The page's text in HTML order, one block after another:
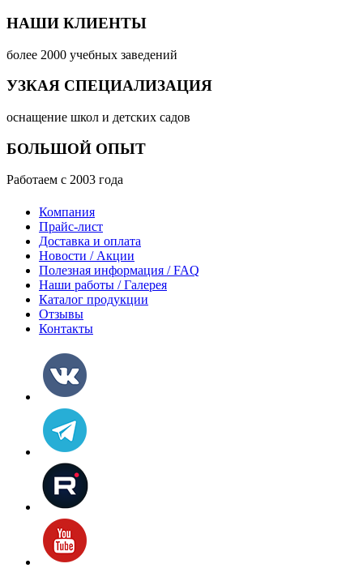
НАШИ КЛИЕНТЫ
более 2000 учебных заведений
УЗКАЯ СПЕЦИАЛИЗАЦИЯ
оснащение школ и детских садов
БОЛЬШОЙ ОПЫТ
Работаем с 2003 года
Компания
Прайс-лист
Доставка и оплата
Новости / Акции
Полезная информация / FAQ
Наши работы / Галерея
Каталог продукции
Отзывы
Контакты